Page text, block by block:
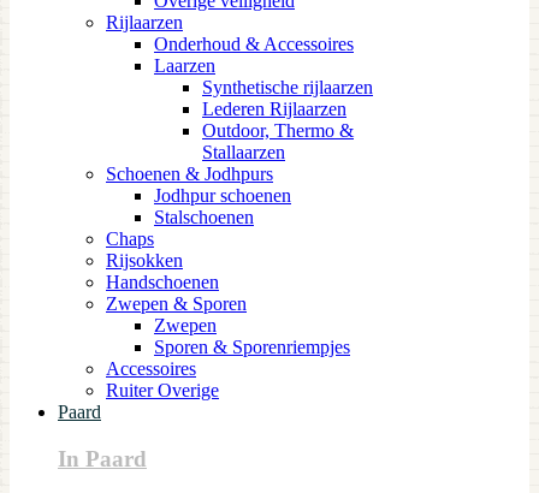
Rijlaarzen
Onderhoud & Accessoires
Laarzen
Synthetische rijlaarzen
Lederen Rijlaarzen
Outdoor, Thermo &
Stallaarzen
Schoenen & Jodhpurs
Jodhpur schoenen
Stalschoenen
Chaps
Rijsokken
Handschoenen
Zwepen & Sporen
Zwepen
Sporen & Sporenriempjes
Accessoires
Ruiter Overige
Paard
In Paard